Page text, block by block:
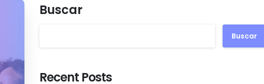
Buscar
Buscar
Recent Posts